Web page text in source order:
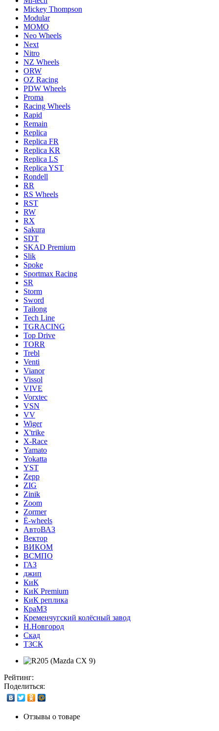
Mickey Thompson
Modular
MOMO
Neo Wheels
Next
Nitro
NZ Wheels
ORW
OZ Racing
PDW Wheels
Proma
Racing Wheels
Rapid
Remain
Replica
Replica FR
Replica KR
Replica LS
Replica YST
Rondell
RR
RS Wheels
RST
RW
RX
Sakura
SDT
SKAD Premium
Slik
Spoke
Sportmax Racing
SR
Storm
Sword
Tailong
Tech Line
TGRACING
Top Drive
TORR
Trebl
Venti
Vianor
Vissol
VIVE
Vorxtec
VSN
VV
Wiger
X'trike
X-Race
Yamato
Yokatta
YST
Zepp
ZIG
Zinik
Zoom
Zormer
Ё-wheels
АвтоВАЗ
Вектор
ВИКОМ
ВСМПО
ГАЗ
джип
КиК
КиК Premium
КиК реплика
КраМЗ
Кременчугский колёсный завод
Н.Новгород
Скад
ТЗСК
Рейтинг:
Поделиться:
Отзывы о товаре